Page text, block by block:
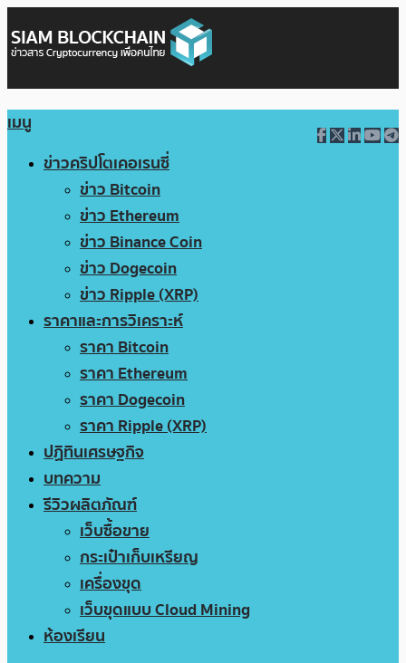
เมนู
ข่าวคริปโตเคอเรนซี่
ข่าว Bitcoin
ข่าว Ethereum
ข่าว Binance Coin
ข่าว Dogecoin
ข่าว Ripple (XRP)
ราคาและการวิเคราะห์
ราคา Bitcoin
ราคา Ethereum
ราคา Dogecoin
ราคา Ripple (XRP)
ปฏิทินเศรษฐกิจ
บทความ
รีวิวผลิตภัณฑ์
เว็บซื้อขาย
กระเป๋าเก็บเหรียญ
เครื่องขุด
เว็บขุดแบบ Cloud Mining
ห้องเรียน